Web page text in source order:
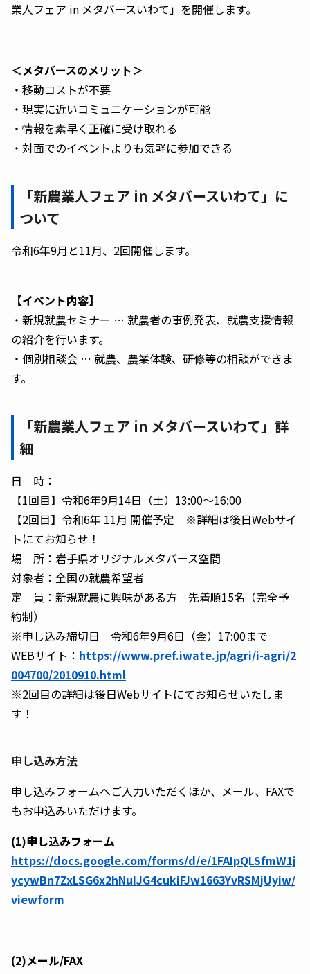
業人フェア in メタバースいわて」を開催します。
＜メタバースのメリット＞
・移動コストが不要
・現実に近いコミュニケーションが可能
・情報を素早く正確に受け取れる
・対面でのイベントよりも気軽に参加できる
「新農業人フェア in メタバースいわて」に
ついて
令和6年9月と11月、2回開催します。
【イベント内容】
・新規就農セミナー … 就農者の事例発表、就農支援情報
の紹介を行います。
・個別相談会 … 就農、農業体験、研修等の相談ができま
す。
「新農業人フェア in メタバースいわて」詳
細
日 時：
【1回目】令和6年9月14日（土）13:00～16:00
【2回目】令和6年 11月 開催予定 ※詳細は後日Webサイ
トにてお知らせ！
場 所：岩手県オリジナルメタバース空間
対象者：全国の就農希望者
定 員：新規就農に興味がある方 先着順15名（完全予
約制）
※申し込み締切日 令和6年9月6日（金）17:00まで
WEBサイト： https://www.pref.iwate.jp/agri/i-agri/2
004700/2010910.html
※2回目の詳細は後日Webサイトにてお知らせいたしま
す！
申し込み方法
申し込みフォームへご入力いただくほか、メール、FAXで
もお申込みいただけます。
(1)申し込みフォーム
https://docs.google.com/forms/d/e/1FAIpQLSfmW1j
ycywBn7ZxLSG6x2hNuIJG4cukiFJw1663YvRSMjUyiw/
viewform
(2)メール/FAX